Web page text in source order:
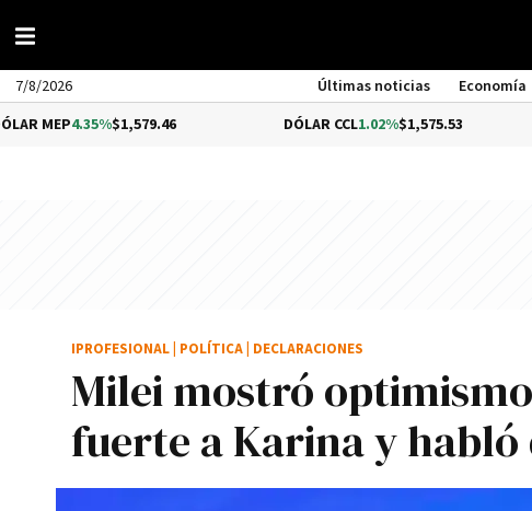
7/8/2026 Últimas noticias Economía
4.35% $1,579.46 DÓLAR CCL1.02%$1,575.53
Milei mostró
fuerte a Karina y
IPROFESIONAL POLÍTICA DECLARACIONES